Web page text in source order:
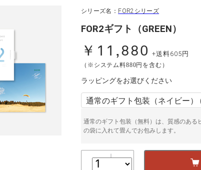
シリーズ名： FOR2シリーズ
FOR2ギフト（GREEN）
￥11,880 +送料605円
（※システム料880円を含む）
ラッピングをお選びください
通常のギフト包装（無料）は、質感のある
の袋に入れて畳んでお包みします。